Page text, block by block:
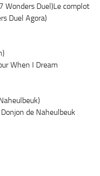
Wonders Duel)Le complot
Duel Agora)
When I Dream
de Naheulbeuk